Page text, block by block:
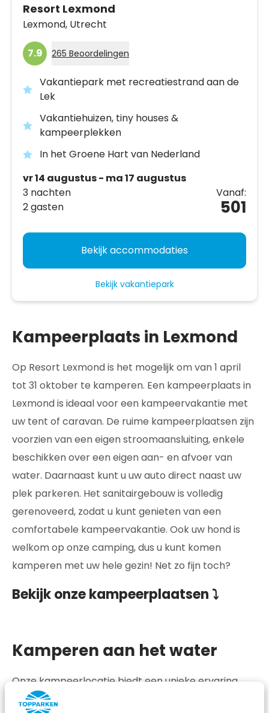
Resort Lexmond
Lexmond, Utrecht
7.9 265 Beoordelingen
Vakantiepark met recreatiestrand aan de
Lek
Vakantiehuizen, tiny houses &
kampeerplekken
In het Groene Hart van Nederland
vr 14 augustus - ma 17 augustus
3 nachten
2 gasten
Vanaf:
501
Bekijk accommodaties
Bekijk vakantiepark
Kampeerplaats in Lexmond
Op Resort Lexmond is het mogelijk om van 1 april
tot 31 oktober te kamperen. Een kampeerplaats in
Lexmond is ideaal voor een kampeervakantie met
uw tent of caravan. De ruime kampeerplaatsen zijn
voorzien van een eigen stroomaansluiting, enkele
beschikken over een eigen aan- en afvoer van
water. Daarnaast kunt u uw auto direct naast uw
plek parkeren. Het sanitairgebouw is volledig
gerenoveerd, zodat u kunt genieten van een
comfortabele kampeervakantie. Ook uw hond is
welkom op onze camping, dus u kunt komen
kamperen met uw hele gezin! Net zo fijn toch?
Bekijk onze kampeerplaatsen ⤵
Kamperen aan het water
Onze kampeerlocatie biedt een unieke ervaring
waarbij u geniet van de rustgevende geluiden van